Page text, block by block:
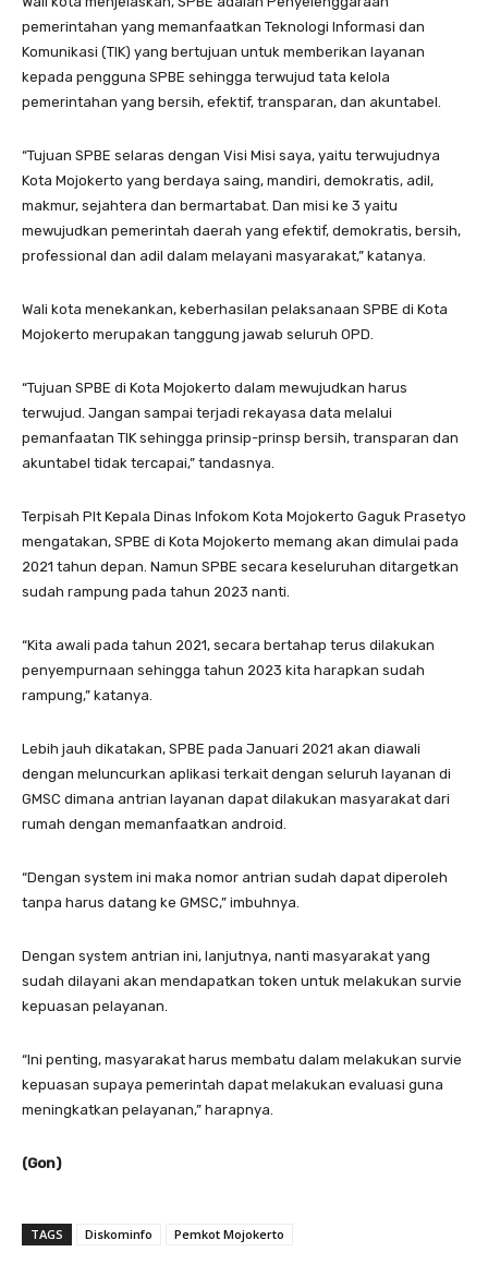
pemerintahan yang memanfaatkan Teknologi Informasi dan
Komunikasi (TIK) yang bertujuan untuk memberikan layanan
kepada pengguna SPBE sehingga terwujud tata kelola
pemerintahan yang bersih, efektif, transparan, dan akuntabel.
“Tujuan SPBE selaras dengan Visi Misi saya, yaitu terwujudnya
Kota Mojokerto yang berdaya saing, mandiri, demokratis, adil,
makmur, sejahtera dan bermartabat. Dan misi ke 3 yaitu
mewujudkan pemerintah daerah yang efektif, demokratis, bersih,
professional dan adil dalam melayani masyarakat,” katanya.
Wali kota menekankan, keberhasilan pelaksanaan SPBE di Kota
Mojokerto merupakan tanggung jawab seluruh OPD.
“Tujuan SPBE di Kota Mojokerto dalam mewujudkan harus
terwujud. Jangan sampai terjadi rekayasa data melalui
pemanfaatan TIK sehingga prinsip-prinsp bersih, transparan dan
akuntabel tidak tercapai,” tandasnya.
Terpisah Plt Kepala Dinas Infokom Kota Mojokerto Gaguk Prasetyo
mengatakan, SPBE di Kota Mojokerto memang akan dimulai pada
2021 tahun depan. Namun SPBE secara keseluruhan ditargetkan
sudah rampung pada tahun 2023 nanti.
“Kita awali pada tahun 2021, secara bertahap terus dilakukan
penyempurnaan sehingga tahun 2023 kita harapkan sudah
rampung,” katanya.
Lebih jauh dikatakan, SPBE pada Januari 2021 akan diawali
dengan meluncurkan aplikasi terkait dengan seluruh layanan di
GMSC dimana antrian layanan dapat dilakukan masyarakat dari
rumah dengan memanfaatkan android.
“Dengan system ini maka nomor antrian sudah dapat diperoleh
tanpa harus datang ke GMSC,” imbuhnya.
Dengan system antrian ini, lanjutnya, nanti masyarakat yang
sudah dilayani akan mendapatkan token untuk melakukan survie
kepuasan pelayanan.
“Ini penting, masyarakat harus membatu dalam melakukan survie
kepuasan supaya pemerintah dapat melakukan evaluasi guna
meningkatkan pelayanan,” harapnya.
(Gon)
TAGS Diskominfo Pemkot Mojokerto